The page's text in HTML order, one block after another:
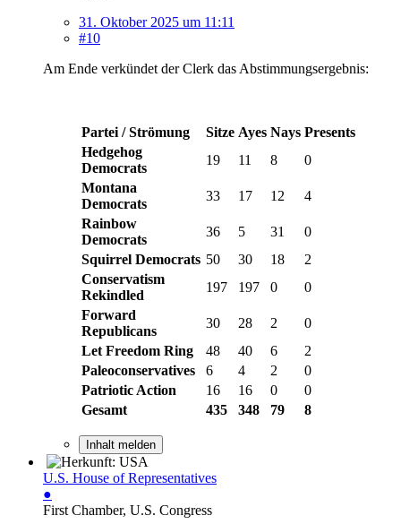
31. Oktober 2025 um 11:11
#10
Am Ende verkündet der Clerk das Abstimmungsergebnis:
Partei / Strömung Sitze Ayes Nays Presents
Hedgehog
Democrats
19 11 8
0
Montana
Democrats
33 17 12
4
Rainbow
Democrats
36 5 31
0
Squirrel Democrats 50 30 18
2
Conservatism
Rekindled
197 197 0
0
Forward
Republicans
30 28 2
0
Let Freedom Ring
48 40 6
2
Paleoconservatives
6 4 2
0
Patriotic Action
16 16 0
0
Gesamt
435 348 79 8
Inhalt melden
U.S. House of Representatives
●
First Chamber, U.S. Congress